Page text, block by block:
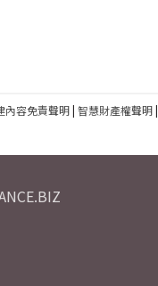
內容免責聲明| 智慧財產權聲明|